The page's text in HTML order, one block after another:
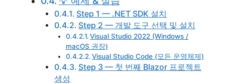
Step 1 — .NET SDK 설치
Step 2 — 개발 도구 선택 및 설치
Visual Studio 2022 (Windows /
macOS 권장)
Visual Studio Code (모든 운영체제)
Step 3 — 첫 번째 Blazor 프로젝트
생성